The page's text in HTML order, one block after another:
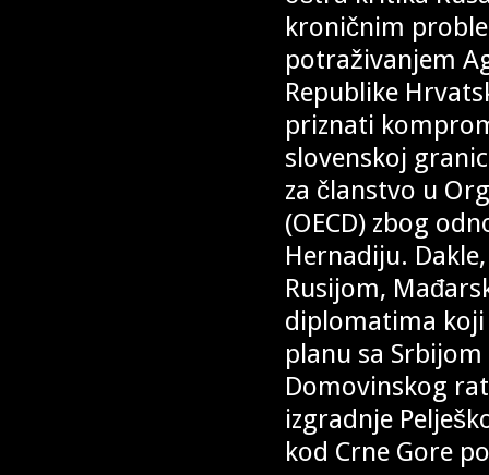
kroničnim
potraživanjem
Republike
priznati
slovenskoj
za članstvo u
(OECD) zbog
Hernadiju.
Rusijom,
diplomatima
planu sa
Domovinskog
izgradnje
kod Crne Gore